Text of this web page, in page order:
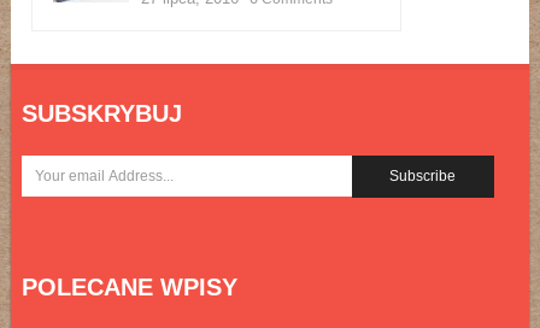
SUBSKRYBUJ
POLECANE WPISY